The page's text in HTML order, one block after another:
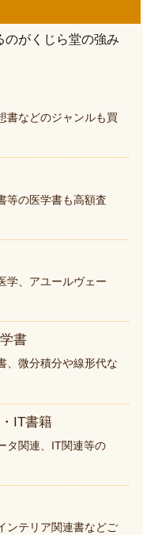
のがくじら堂の強み
書などのジャンルも買
等の医学書も高額査
学、アユールヴェー
書
、微分積分や線形代な
IT書籍
タ関連、IT関連等の
ンテリア関連書などご